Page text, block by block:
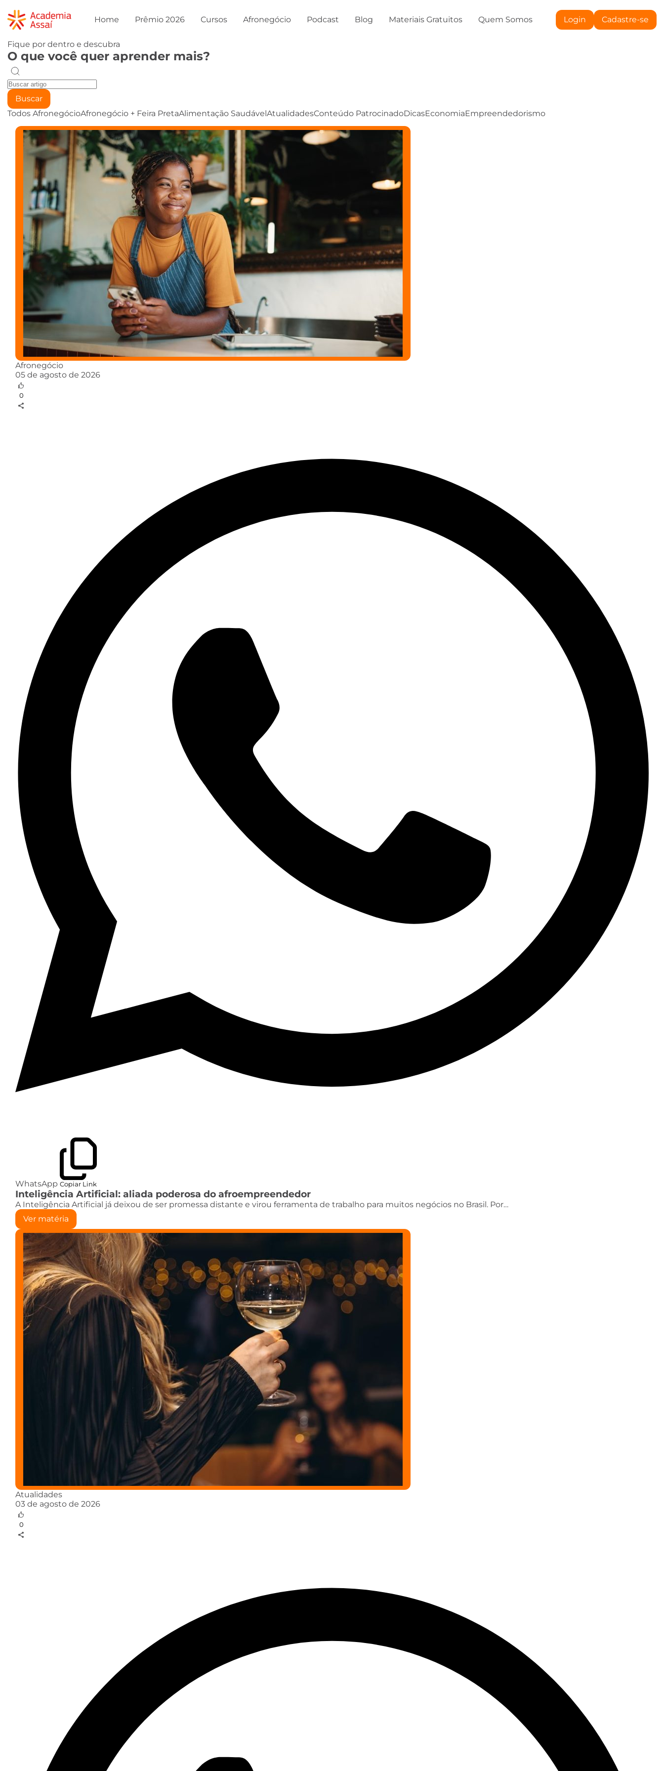
Home Prêmio 2026 Cursos Afronegócio Podcast Blog Materiais Gratuitos Quem Somos Login Cadastre-se
Fique por dentro e descubra
O que você quer aprender mais?
Buscar
Todos AfronegócioAfronegócio + Feira PretaAlimentação SaudávelAtualidadesConteúdo PatrocinadoDicasEconomiaEmpreendedorismo
Afronegócio
05 de agosto de 2026
0
WhatsApp Copiar Link
Inteligência Artificial: aliada poderosa do afroempreendedor
A Inteligência Artificial já deixou de ser promessa distante e virou ferramenta de trabalho para muitos negócios no Brasil. Por…
Ver matéria
Atualidades
03 de agosto de 2026
0